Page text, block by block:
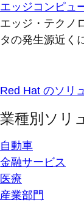
エッジコンピュ
エッジ・テクノ
タの発生源近く
Red Hat のソリ
業種別ソリ
自動車
金融サービス
医療
産業部門